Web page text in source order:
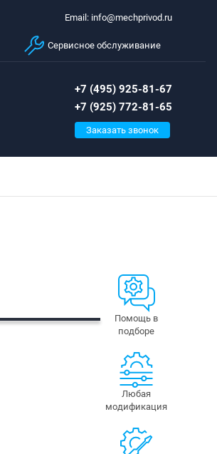
Email: info@mechprivod.ru
Сервисное обслуживание
+7 (495) 925-81-67
+7 (925) 772-81-65
Заказать звонок
Помощь в
подборе
Любая
модификация